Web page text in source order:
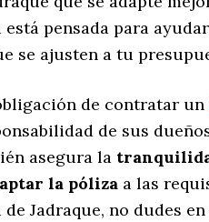
está pensada para
se ajusten a tu
de contratar un
de sus
asegura la
la póliza a las
de Jadraque, no dudes